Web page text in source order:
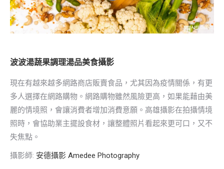
波波湯蔬果調理湯品美食攝影
現在有越來越多網路商店販賣食品，尤其因為疫情關係，有更
多人選擇在網路購物。網路購物雖然風險更高，如果能藉由美
麗的情境照，會讓消費者增加消費意願。高雄攝影在拍攝情境
照時，會協助業主擺設食材，讓整體照片看起來更可口，又不
失焦點。
攝影師: 安德攝影 Amedee Photography